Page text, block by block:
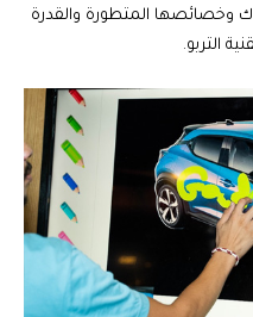
وخصائصها المتطورة والقدرة
التربو.